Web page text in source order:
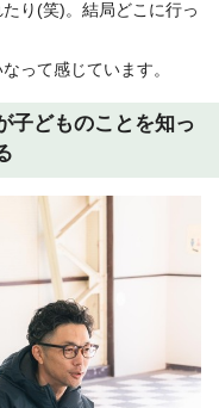
り(笑)。結局どこに行っ
って感じています。
子どものことを知っ